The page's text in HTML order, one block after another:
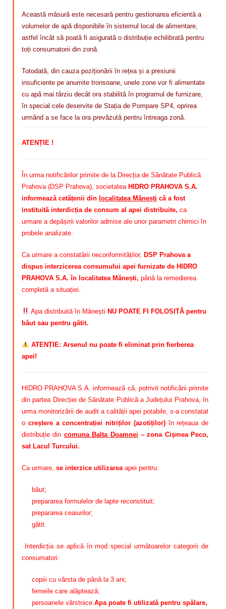
Această măsură este necesară pentru gestionarea eficientă a
volumelor de apă disponibile în sistemul local de alimentare,
astfel încât să poată fi asigurată o distribuție echilibrată pentru
toți consumatorii din zonă.
Totodată, din cauza poziționării în rețea și a presiunii
insuficiente pe anumite tronsoane, unele zone vor fi alimentate
cu apă mai târziu decât ora stabilită în programul de furnizare,
în special cele deservite de Stația de Pompare SP4, oprirea
urmând a se face la ora prevăzută pentru întreaga zonă.
ATENȚIE !
În urma notificărilor primite de la Direcția de Sănătate Publică
Prahova (DSP Prahova), societatea HIDRO PRAHOVA S.A.
informează cetățenii din localitatea Mănești că a fost
instituită interdicția de consum al apei distribuite, ca
urmare a depășirii valorilor admise ale unor parametri chimici în
probele analizate.
Ca urmare a constatării neconformităților, DSP Prahova a
dispus interzicerea consumului apei furnizate de HIDRO
PRAHOVA S.A. în localitatea Mănești, până la remedierea
completă a situației.
Apa distribuită în Mănești NU POATE FI FOLOSITĂ pentru
băut sau pentru gătit.
ATENȚIE: Arsenul nu poate fi eliminat prin fierberea
apei!
HIDRO PRAHOVA S.A. informează că, potrivit notificării primite
din partea Direcției de Sănătate Publică a Județului Prahova, în
urma monitorizării de audit a calității apei potabile, s-a constatat
o creștere a concentrației nitriților (azotiților)în rețeaua de
distribuție din comuna Balta Doamnei – zona Cișmea Peco,
sat Lacul Turcului.
Ca urmare, se interzice utilizareaapei pentru:
băut;
prepararea formulelor de lapte reconstituit;
prepararea ceaiurilor;
gătit.
Interdicția se aplică în mod special următoarelor categorii de
consumatori:
copiii cu vârsta de până la 3 ani;
femeile care alăptează;
persoanele vârstnice.Apa poate fi utilizată pentru spălare,